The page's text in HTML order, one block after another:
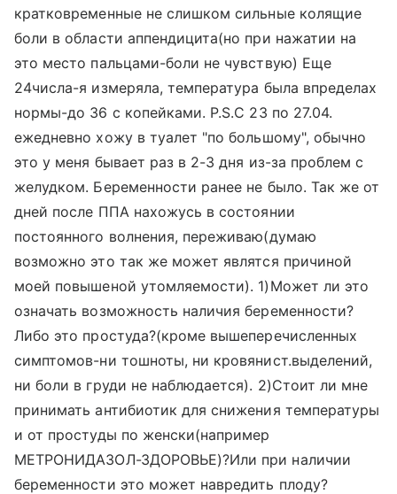
кратковременные не слишком сильные колящие
боли в области аппендицита(но при нажатии на
это место пальцами-боли не чувствую) Еще
24числа-я измеряла, температура была впределах
нормы-до 36 с копейками. Р.S.С 23 по 27.04.
ежедневно хожу в туалет "по большому", обычно
это у меня бывает раз в 2-3 дня из-за проблем с
желудком. Беременности ранее не было. Так же от
дней после ППА нахожусь в состоянии
постоянного волнения, переживаю(думаю
возможно это так же может являтся причиной
моей повышеной утомляемости). 1)Может ли это
означать возможность наличия беременности?
Либо это простуда?(кроме вышеперечисленных
симптомов-ни тошноты, ни кровянист.выделений,
ни боли в груди не наблюдается). 2)Стоит ли мне
принимать антибиотик для снижения температуры
и от простуды по женски(например
МЕТРОНИДАЗОЛ-ЗДОРОВЬЕ)?Или при наличии
беременности это может навредить плоду?